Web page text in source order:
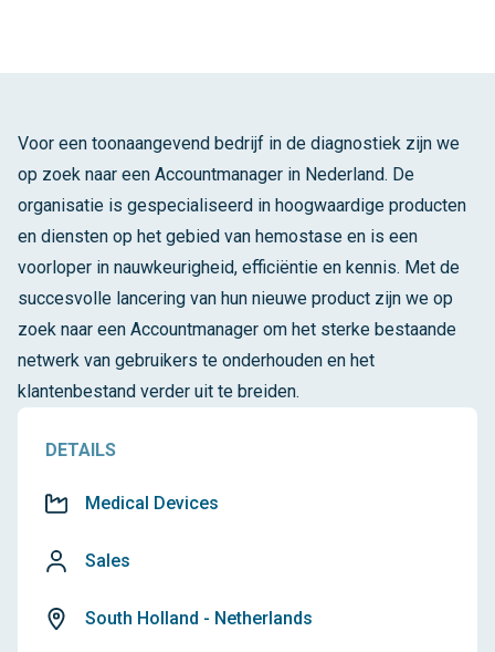
Voor een toonaangevend bedrijf in de diagnostiek zijn we
op zoek naar een Accountmanager in Nederland. De
organisatie is gespecialiseerd in hoogwaardige producten
en diensten op het gebied van hemostase en is een
voorloper in nauwkeurigheid, efficiëntie en kennis. Met de
succesvolle lancering van hun nieuwe product zijn we op
zoek naar een Accountmanager om het sterke bestaande
netwerk van gebruikers te onderhouden en het
klantenbestand verder uit te breiden.
DETAILS
Medical Devices
Sales
South Holland - Netherlands